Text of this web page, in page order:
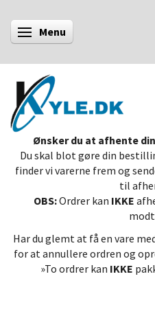
Skifte navigation
Menu
Ønsker du at afhente
Du skal blot gøre din
finder vi varerne frem og
til
OBS:Ordrer kan IKKE
Har du glemt at få en vare
for at annullere ordren og
»To ordrer kan IKKE